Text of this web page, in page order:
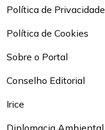
Política de Privacidade
Política de Cookies
Sobre o Portal
Conselho Editorial
Irice
Diplomacia Ambiental